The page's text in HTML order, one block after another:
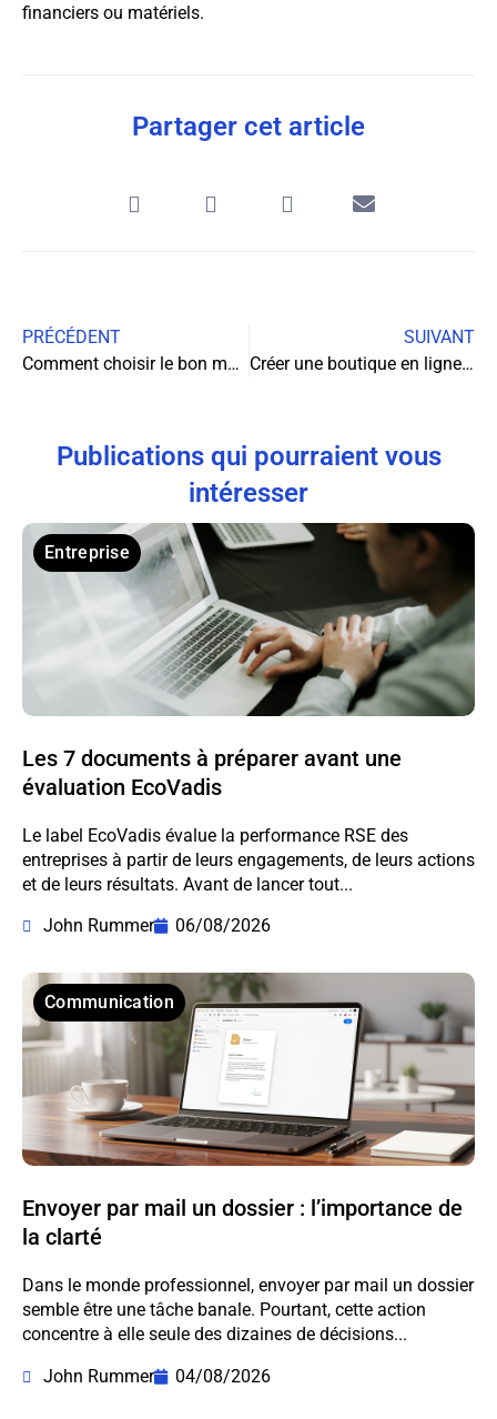
financiers ou matériels.
Partager cet article
PRÉCÉDENT
Comment choisir le bon modèle de stylo pour représenter son entreprise
SUIVANT
Créer une boutique en ligne et gérer les retours clients efficacement
Publications qui pourraient vous
intéresser
Entreprise
Les 7 documents à préparer avant une
évaluation EcoVadis
Le label EcoVadis évalue la performance RSE des
entreprises à partir de leurs engagements, de leurs actions
et de leurs résultats. Avant de lancer tout...
John Rummer
06/08/2026
Communication
Envoyer par mail un dossier : l’importance de
la clarté
Dans le monde professionnel, envoyer par mail un dossier
semble être une tâche banale. Pourtant, cette action
concentre à elle seule des dizaines de décisions...
John Rummer
04/08/2026